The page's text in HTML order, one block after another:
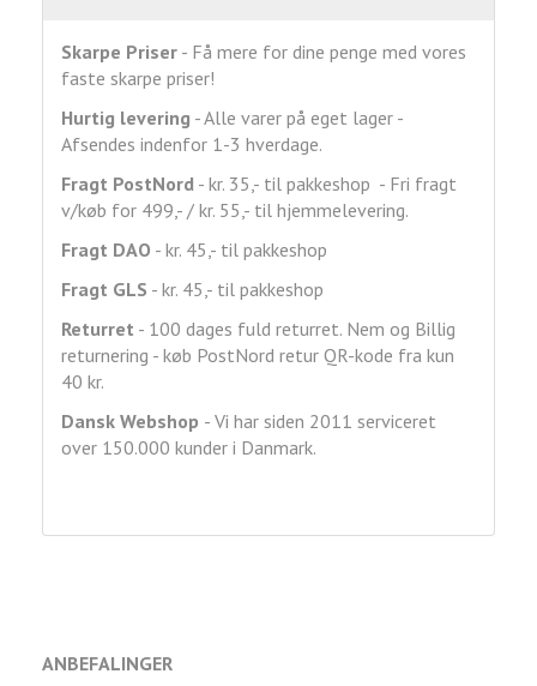
Skarpe Priser - Få mere for dine penge med vores
faste skarpe priser!
Hurtig levering - Alle varer på eget lager -
Afsendes indenfor 1-3 hverdage.
Fragt PostNord - kr. 35,- til pakkeshop - Fri fragt
v/køb for 499,- / kr. 55,- til hjemmelevering.
Fragt DAO - kr. 45,- til pakkeshop
Fragt GLS - kr. 45,- til pakkeshop
Returret - 100 dages fuld returret. Nem og Billig
returnering - køb PostNord retur QR-kode fra kun
40 kr.
Dansk Webshop - Vi har siden 2011 serviceret
over 150.000 kunder i Danmark.
ANBEFALINGER